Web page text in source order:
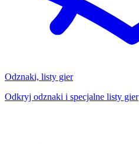
Odznaki, listy gier
Odkryj odznaki i specjalne listy gier